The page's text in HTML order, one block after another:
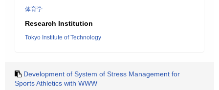
体育学
Research Institution
Tokyo Institute of Technology
Development of System of Stress Management for
Sports Athletics with WWW